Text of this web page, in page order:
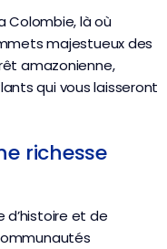
Colombie, là où
majestueux des
amazonienne,
qui vous laisseront
richesse
d’histoire et de